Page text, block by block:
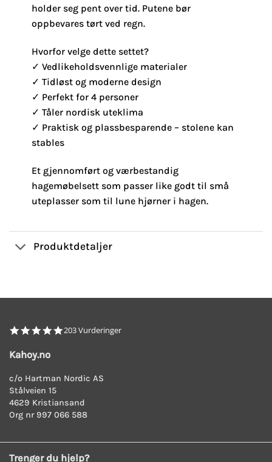
holder seg pent over tid. Putene bør
oppbevares tørt ved regn.
Hvorfor velge dette settet?
✓ Vedlikeholdsvennlige materialer
✓ Tidløst og moderne design
✓ Perfekt for 4 personer
✓ Tåler nordisk uteklima
✓ Praktisk og plassbesparende – stolene kan
stables
Et gjennomført og værbestandig
hagemøbelsett som passer like godt til små
uteplasser som til lune hjørner i hagen.
Produktdetaljer
4.8
203 Vurderinger
Kahoy.no
c/o Hartman Nordic AS
Stålveien 15
4629 Kristiansand
Org nr 997 066 588
Trenger du hjelp?